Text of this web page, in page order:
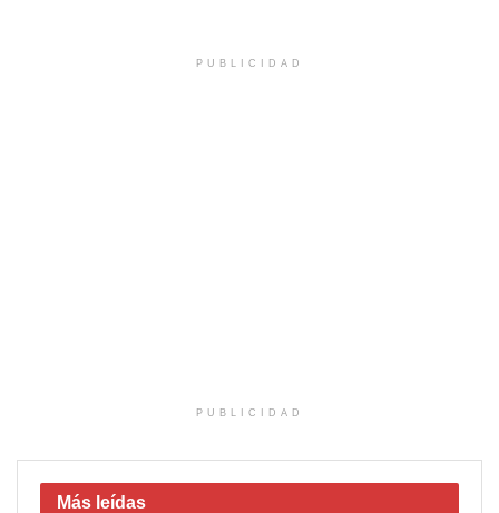
PUBLICIDAD
PUBLICIDAD
Más leídas